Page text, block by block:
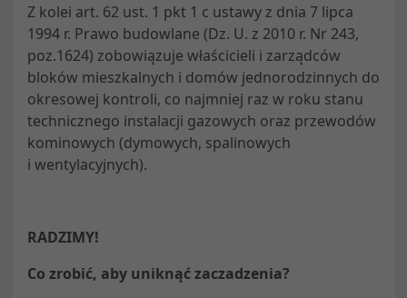
Z kolei art. 62 ust. 1 pkt 1 c ustawy z dnia 7 lipca
1994 r. Prawo budowlane (Dz. U. z 2010 r. Nr 243,
poz.1624) zobowiązuje właścicieli i zarządców
bloków mieszkalnych i domów jednorodzinnych do
okresowej kontroli, co najmniej raz w roku stanu
technicznego instalacji gazowych oraz przewodów
kominowych (dymowych, spalinowych
i wentylacyjnych).
RADZIMY!
Co zrobić, aby uniknąć zaczadzenia?